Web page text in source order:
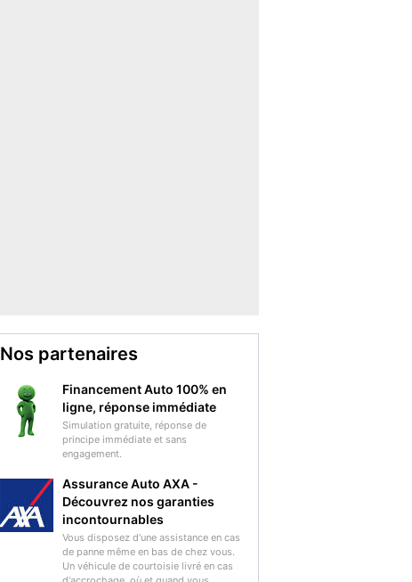
Nos partenaires
Financement Auto 100% en
ligne, réponse immédiate
Simulation gratuite, réponse de
principe immédiate et sans
engagement.
Assurance Auto AXA -
Découvrez nos garanties
incontournables
Vous disposez d'une assistance en cas
de panne même en bas de chez vous.
Un véhicule de courtoisie livré en cas